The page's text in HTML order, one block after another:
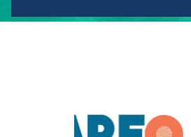
sources de données hors
cliquant sur « Gérer mes
pages de ce site. Vous pouvez